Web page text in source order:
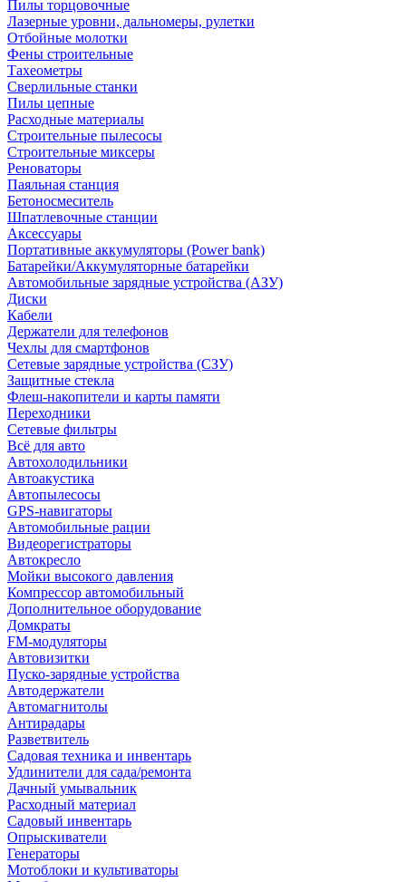
Пилы торцовочные
Лазерные уровни, дальномеры, рулетки
Отбойные молотки
Фены строительные
Тахеометры
Сверлильные станки
Пилы цепные
Расходные материалы
Строительные пылесосы
Строительные миксеры
Реноваторы
Паяльная станция
Бетоносмеситель
Шпатлевочные станции
Аксессуары
Портативные аккумуляторы (Power bank)
Батарейки/Аккумуляторные батарейки
Автомобильные зарядные устройства (АЗУ)
Диски
Кабели
Держатели для телефонов
Чехлы для смартфонов
Сетевые зарядные устройства (СЗУ)
Защитные стекла
Флеш-накопители и карты памяти
Переходники
Сетевые фильтры
Всё для авто
Автохолодильники
Автоакустика
Автопылесосы
GPS-навигаторы
Автомобильные рации
Видеорегистраторы
Автокресло
Мойки высокого давления
Компрессор автомобильный
Дополнительное оборудование
Домкраты
FM-модуляторы
Автовизитки
Пуско-зарядные устройства
Автодержатели
Автомагнитолы
Антирадары
Разветвитель
Садовая техника и инвентарь
Удлинители для сада/ремонта
Дачный умывальник
Расходный материал
Садовый инвентарь
Опрыскиватели
Генераторы
Мотоблоки и культиваторы